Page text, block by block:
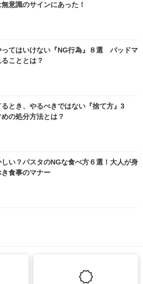
意識のサインにあった！
ってはいけない『NG行為』８選 バッドマ
こととは？
とき、やるべきではない『捨て方』3
の処分方法とは？
い？パスタのNGな食べ方６選！大人が身
食事のマナー